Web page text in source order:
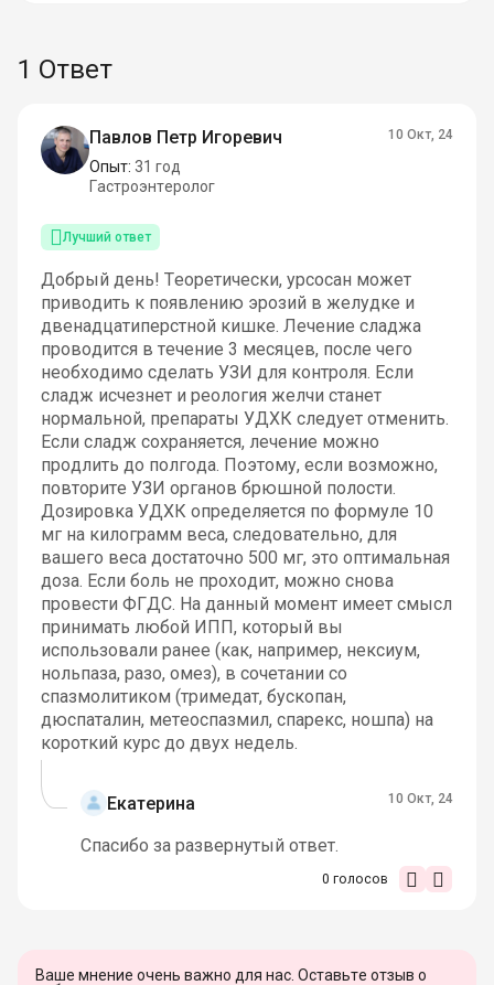
1 Ответ
Павлов Петр Игоревич
Опыт: 31 год
Гастроэнтеролог
10 Окт, 24
Лучший ответ
Добрый день! Теоретически, урсосан может
приводить к появлению эрозий в желудке и
двенадцатиперстной кишке. Лечение сладжа
проводится в течение 3 месяцев, после чего
необходимо сделать УЗИ для контроля. Если
сладж исчезнет и реология желчи станет
нормальной, препараты УДХК следует отменить.
Если сладж сохраняется, лечение можно
продлить до полгода. Поэтому, если возможно,
повторите УЗИ органов брюшной полости.
Дозировка УДХК определяется по формуле 10
мг на килограмм веса, следовательно, для
вашего веса достаточно 500 мг, это оптимальная
доза. Если боль не проходит, можно снова
провести ФГДС. На данный момент имеет смысл
принимать любой ИПП, который вы
использовали ранее (как, например, нексиум,
нольпаза, разо, омез), в сочетании со
спазмолитиком (тримедат, бускопан,
дюспаталин, метеоспазмил, спарекс, ношпа) на
короткий курс до двух недель.
Екатерина 10 Окт, 24
Спасибо за развернутый ответ.
0 голосов
Ваше мнение очень важно для нас. Оставьте отзыв о